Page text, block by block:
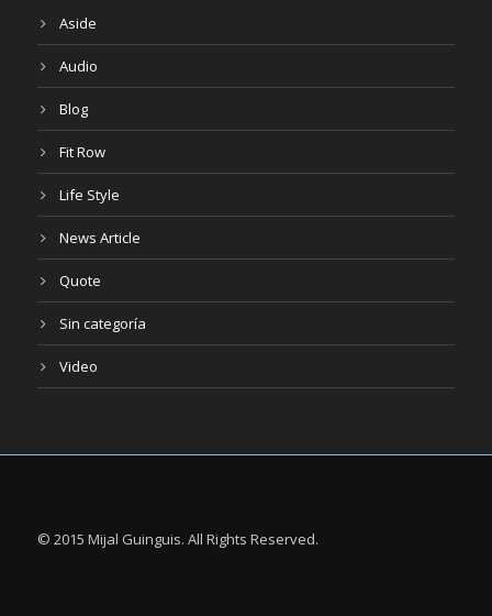
Aside
Audio
Blog
Fit Row
Life Style
News Article
Quote
Sin categoría
Video
© 2015 Mijal Guinguis. All Rights Reserved.